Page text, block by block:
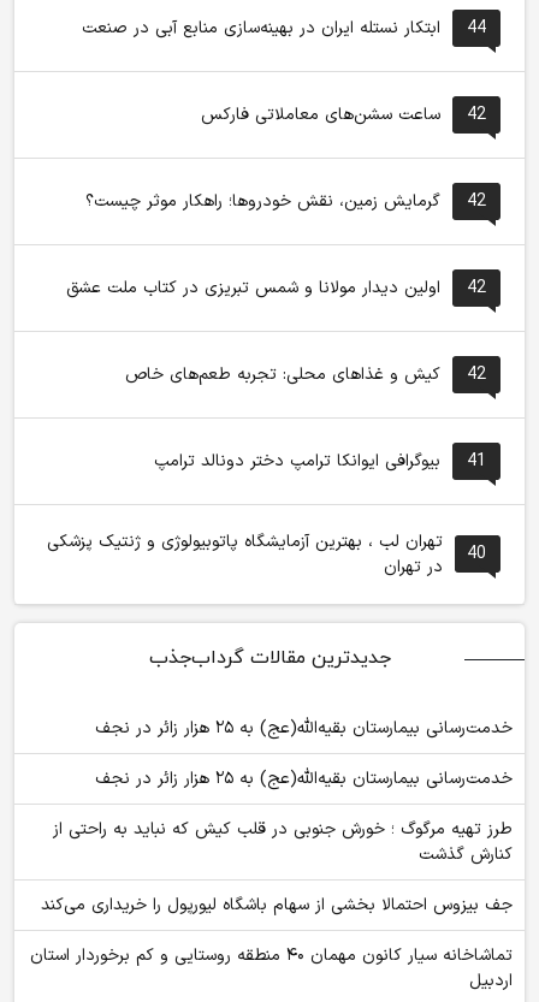
44 ابتکار نستله ایران در بهینه‌سازی منابع آبی در صنعت
42 ساعت سشن‌های معاملاتی فارکس
42 گرمایش زمین، نقش خودروها؛ راهکار موثر چیست؟
42 اولین دیدار مولانا و شمس تبریزی در کتاب ملت عشق
42 کیش و غذاهای محلی: تجربه طعم‌های خاص
41 بیوگرافی ایوانکا ترامپ دختر دونالد ترامپ
40
تهران لب ، بهترین آزمایشگاه پاتوبیولوژی و ژنتیک پزشکی
در تهران
جدیدترین مقالات گرداب‌جذب
خدمت‌رسانی بیمارستان بقیه‌الله(عج) به ۲۵ هزار زائر در نجف
خدمت‌رسانی بیمارستان بقیه‌الله(عج) به ۲۵ هزار زائر در نجف
طرز تهیه مرگوگ ؛ خورش جنوبی در قلب کیش که نباید به راحتی از
کنارش گذشت
جف بیزوس احتمالا بخشی از سهام باشگاه لیورپول را خریداری می‌کند
تماشاخانه سیار کانون مهمان ۴۰ منطقه روستایی و کم برخوردار استان
اردبیل